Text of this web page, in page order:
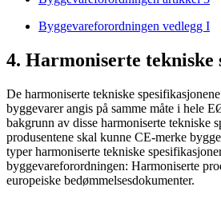
Byggevareforordningen vedlegg I
4. Harmoniserte tekniske
De harmoniserte tekniske
byggevarer angis på samme måte i hele
bakgrunn av disse harmoniserte tekniske
produsentene skal kunne CE-merke
typer harmoniserte tekniske
byggevareforordningen: Harmoniserte
europeiske bedømmelsesdokumenter.